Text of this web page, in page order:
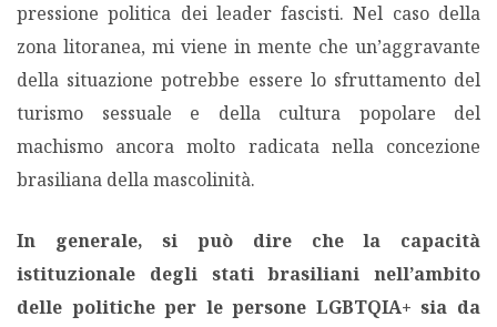
pressione politica dei leader fascisti. Nel caso della
zona litoranea, mi viene in mente che un’aggravante
della situazione potrebbe essere lo sfruttamento del
turismo sessuale e della cultura popolare del
machismo ancora molto radicata nella concezione
brasiliana della mascolinità.
In generale, si può dire che la capacità
istituzionale degli stati brasiliani nell’ambito
delle politiche per le persone LGBTQIA+ sia da